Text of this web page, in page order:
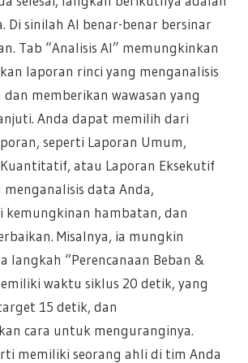
Di sinilah AI benar-benar bersinar
Tab “Analisis AI” memungkinkan
laporan rinci yang menganalisis
memberikan wawasan yang
Anda dapat memilih dari
seperti Laporan Umum,
atau Laporan Eksekutif
menganalisis data Anda,
kemungkinan hambatan, dan
Misalnya, ia mungkin
langkah “Perencanaan Beban &
waktu siklus 20 detik, yang
15 detik, dan
cara untuk menguranginya.
memiliki seorang ahli di tim Anda